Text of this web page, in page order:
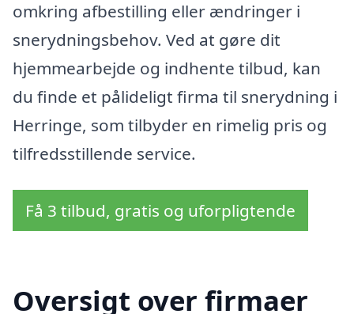
omkring afbestilling eller ændringer i
snerydningsbehov. Ved at gøre dit
hjemmearbejde og indhente tilbud, kan
du finde et pålideligt firma til snerydning i
Herringe, som tilbyder en rimelig pris og
tilfredsstillende service.
Få 3 tilbud, gratis og uforpligtende
Oversigt over firmaer